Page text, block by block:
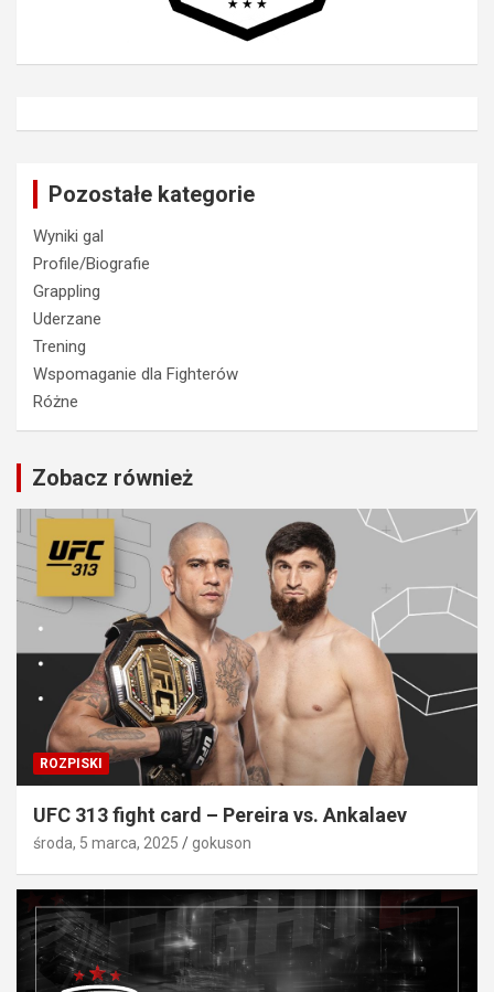
Pozostałe kategorie
Wyniki gal
Profile/Biografie
Grappling
Uderzane
Trening
Wspomaganie dla Fighterów
Różne
Zobacz również
ROZPISKI
UFC 313 fight card – Pereira vs. Ankalaev
środa, 5 marca, 2025 gokuson